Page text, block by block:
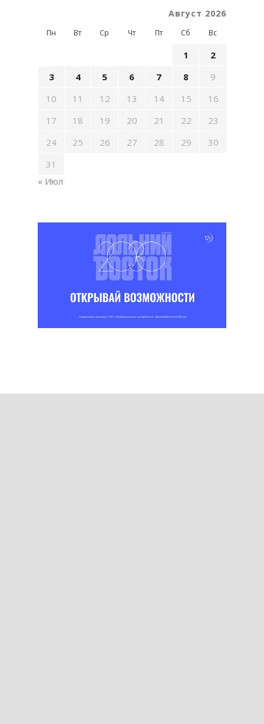
Август 2026
Пн Вт Ср Чт Пт Сб Вс
1
2
3
4 5 6 7 8
9
10
11 12 13 14 15
16
17
18 19 20 21 22
23
24
25 26 27 28 29
30
31
« Июл